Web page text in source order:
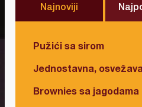
Najnoviji
Pužići sa sirom
Jednostavna,
Brownies sa jagodama